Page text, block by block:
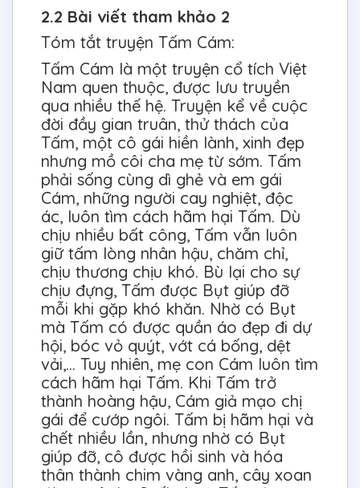
2.2 Bài viết tham khảo 2
Tóm tắt truyện Tấm Cám:
Tấm Cám là một truyện cổ tích Việt
Nam quen thuộc, được lưu truyền
qua nhiều thế hệ. Truyện kể về cuộc
đời đầy gian truân, thử thách của
Tấm, một cô gái hiền lành, xinh đẹp
nhưng mồ côi cha mẹ từ sớm. Tấm
phải sống cùng dì ghẻ và em gái
Cám, những người cay nghiệt, độc
ác, luôn tìm cách hãm hại Tấm. Dù
chịu nhiều bất công, Tấm vẫn luôn
giữ tấm lòng nhân hậu, chăm chỉ,
chịu thương chịu khó. Bù lại cho sự
chịu đựng, Tấm được Bụt giúp đỡ
mỗi khi gặp khó khăn. Nhờ có Bụt
mà Tấm có được quần áo đẹp đi dự
hội, bóc vỏ quýt, vớt cá bống, dệt
vải,... Tuy nhiên, mẹ con Cám luôn tìm
cách hãm hại Tấm. Khi Tấm trở
thành hoàng hậu, Cám giả mạo chị
gái để cướp ngôi. Tấm bị hãm hại và
chết nhiều lần, nhưng nhờ có Bụt
giúp đỡ, cô được hồi sinh và hóa
thân thành chim vàng anh, cây xoan